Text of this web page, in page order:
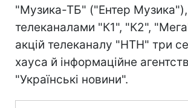
"Музика-ТБ" ("Ентер Музика"),
телеканалами "К1", "К2",
акцій телеканалу "НТН" три
хауса й інформаційне
"Українські новини".